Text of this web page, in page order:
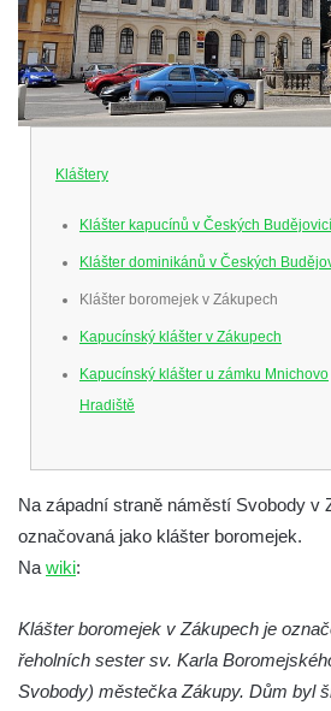
Kláštery
Klášter kapucínů v Českých
Klášter dominikánů v Českých
Klášter boromejek v Zákupech
Kapucínský klášter v Zákupech
Kapucínský klášter u zámku Mnichovo
Hradiště
Na západní straně náměstí Svobody v
označovaná jako klášter boromejek.
Na wiki:
Klášter boromejek v Zákupech je
řeholních sester sv. Karla
Svobody) městečka Zákupy. Dům byl